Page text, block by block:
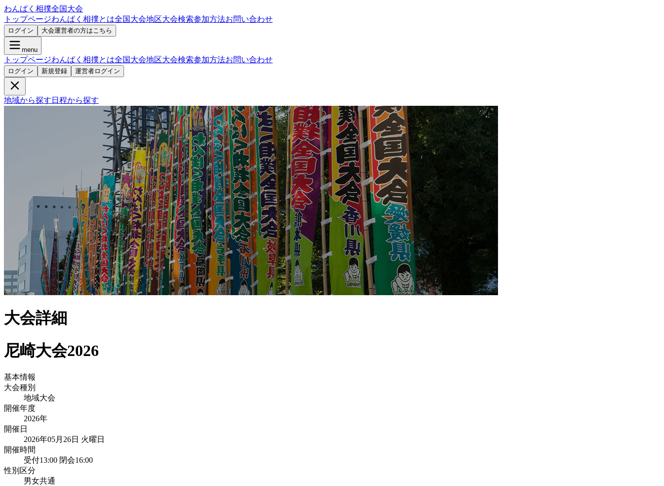
わんぱく相撲全国大会
トップページわんぱく相撲とは全国大会地区大会検索参加方法お問い合わせ
ログイン 大会運営者の方はこちら
menu
トップページわんぱく相撲とは全国大会地区大会検索参加方法お問い合わせ
ログイン 新規登録 運営者ログイン
地域から探す 日程から探す
大会詳細
尼崎大会2026
基本情報
大会種別
地域大会
開催年度
2026年
開催日
2026年05月26日 火曜日
開催時間
受付13:00 閉会16:00
性別区分
男女共通